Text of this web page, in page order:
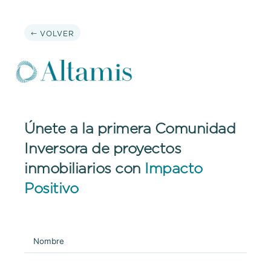
VOLVER
Únete a la primera Comunidad
Inversora de proyectos
inmobiliarios con
Impacto
Positivo